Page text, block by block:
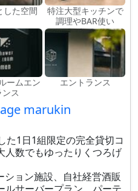
した空間
特注大型キッチンで
調理やBAR使い
ームエン
ンス
エントランス
marukin
た1日1組限定の完全貸切コ
人数でもゆったりくつろげ
ション施設、自社経営酒販